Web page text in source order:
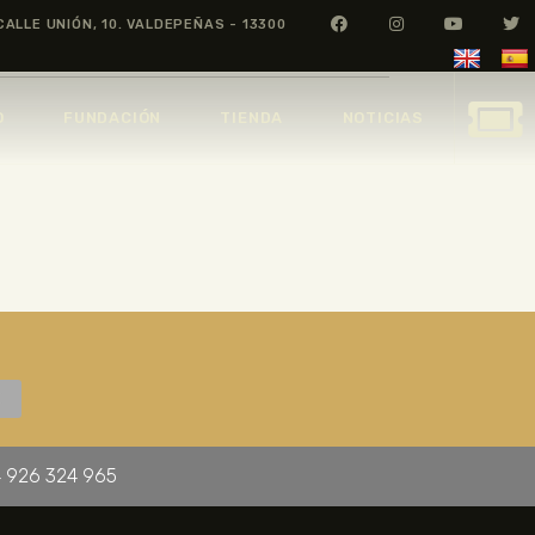
UNIÓN, 10. VALDEPEÑAS - 13300
926 324 965